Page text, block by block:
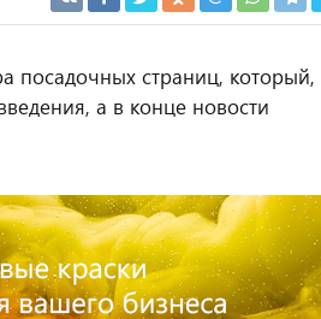
посадочных страниц, который,
а в конце новости